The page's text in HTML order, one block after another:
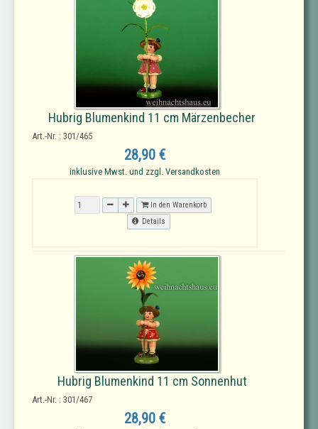
Hubrig Blumenkind 11 cm Märzenbecher
Art.-Nr. : 301/465
28,90 €
inklusive Mwst. und zzgl. Versandkosten
In den Warenkorb
Details
Hubrig Blumenkind 11 cm Sonnenhut
Art.-Nr. : 301/467
28,90 €